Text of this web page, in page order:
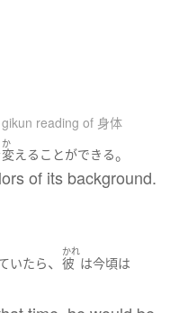
reading of 身体
か
変える ことができる。
of its background.
いたら、
かれ
彼 は今頃は